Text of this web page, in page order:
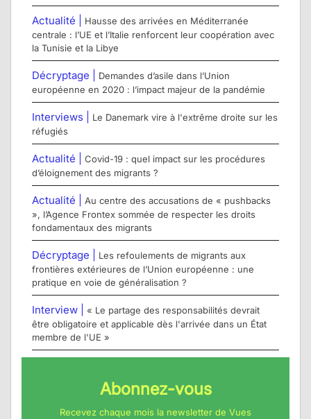
Actualité |
Hausse des arrivées en Méditerranée
centrale : l’UE et l’Italie renforcent leur coopération avec
la Tunisie et la Libye
Décryptage |
Demandes d’asile dans l’Union
européenne en 2020 : l’impact majeur de la pandémie
Interviews |
Le Danemark vire à l'extrême droite sur les
réfugiés
Actualité | Covid-19 : quel impact sur les procédures
d’éloignement des migrants ?
Actualité | Au centre des accusations de « pushbacks
», l’Agence Frontex sommée de respecter les droits
fondamentaux des migrants
Décryptage |
Les refoulements de migrants aux
frontières extérieures de l’Union européenne : une
pratique en voie de généralisation ?
Interview |
« Le partage des responsabilités devrait
être obligatoire et applicable dès l'arrivée dans un État
membre de l'UE »
Abonnez-vous
Recevez chaque mois la newsletter de Vues